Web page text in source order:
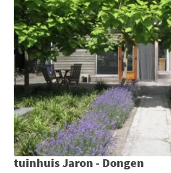
tuinhuis Jaron - Dongen